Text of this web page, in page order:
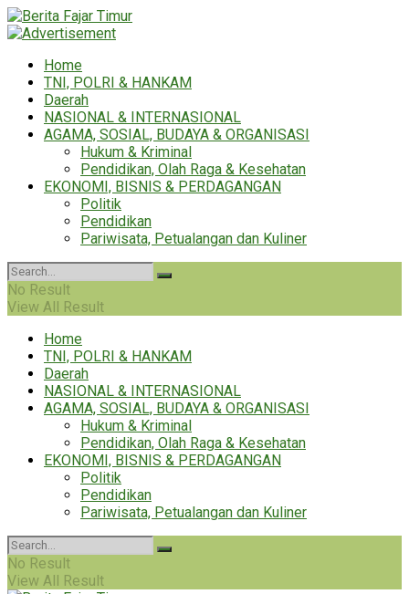
Home
TNI, POLRI & HANKAM
Daerah
NASIONAL & INTERNASIONAL
AGAMA, SOSIAL, BUDAYA & ORGANISASI
Hukum & Kriminal
Pendidikan, Olah Raga & Kesehatan
EKONOMI, BISNIS & PERDAGANGAN
Politik
Pendidikan
Pariwisata, Petualangan dan Kuliner
No Result
View All Result
Home
TNI, POLRI & HANKAM
Daerah
NASIONAL & INTERNASIONAL
AGAMA, SOSIAL, BUDAYA & ORGANISASI
Hukum & Kriminal
Pendidikan, Olah Raga & Kesehatan
EKONOMI, BISNIS & PERDAGANGAN
Politik
Pendidikan
Pariwisata, Petualangan dan Kuliner
No Result
View All Result